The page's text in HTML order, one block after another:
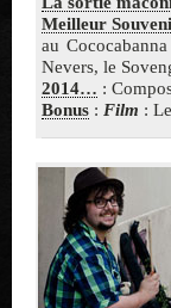
Meilleur
au
Nevers, le
2014… :
Bonus : Film :